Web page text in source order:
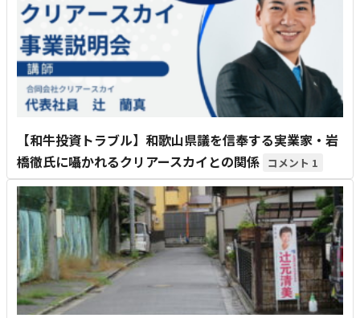
【和牛投資トラブル】和歌山県議を信奉する実業家・岩
橋徹氏に囁かれるクリアースカイとの関係
1